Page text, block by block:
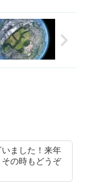
ました！来年
の時もどうぞ